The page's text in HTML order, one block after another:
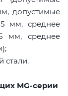
допустимые
мм, среднее
мм, среднее
стали.
MG-серии